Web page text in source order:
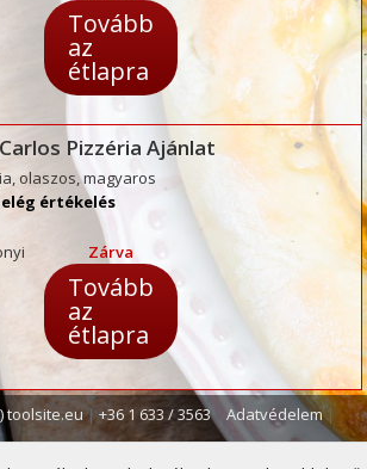
Tovább
az
étlapra
Pizzéria Ajánlat
olaszos, magyaros
elég értékelés
Zárva
Tovább
az
étlapra
toolsite.eu|+36 1 633 / 3563|Adatvédelem|